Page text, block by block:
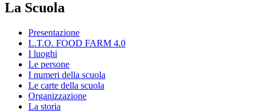
La Scuola
Presentazione
L.T.O. FOOD FARM 4.0
I luoghi
Le persone
I numeri della scuola
Le carte della scuola
Organizzazione
La storia